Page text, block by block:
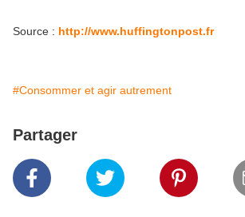
Source : http://www.huffingtonpost.fr
#Consommer et agir autrement
Partager